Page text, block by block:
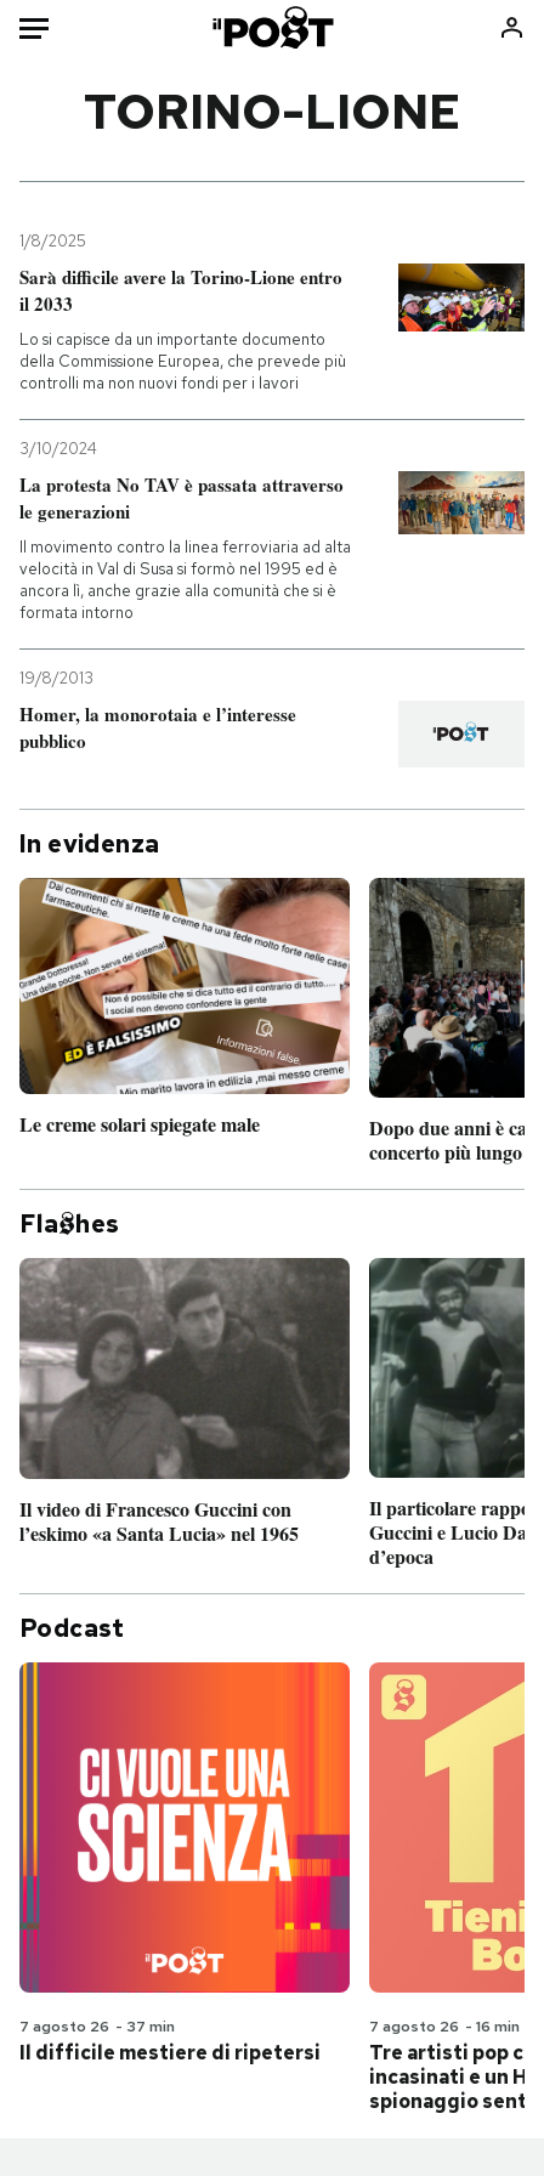
Mondo
Politica
Internet
Scienza
Economia
Sport
Consumismi
Ok Boomer!
Mondiali calcio 2026
PODCAST
NEWSLETTER
I MIEI PREFERITI
SHOP
CALENDARIO
AREA PERSONALE
Entra
TORINO-LIONE
1/8/2025
Sarà difficile avere la Torino-Lione entro
il 2033
Lo si capisce da un importante documento
della Commissione Europea, che prevede più
controlli ma non nuovi fondi per i lavori
3/10/2024
La protesta No TAV è passata attraverso
le generazioni
Il movimento contro la linea ferroviaria ad alta
velocità in Val di Susa si formò nel 1995 ed è
ancora lì, anche grazie alla comunità che si è
formata intorno
19/8/2013
Homer, la monorotaia e l’interesse
pubblico
In evidenza
Le creme solari spiegate male
Dopo due anni è
concerto più lungo
Fla hes
Il video di Francesco Guccini con
l’eskimo «a Santa Lucia» nel 1965
Il particolare
Guccini e Lucio
d’epoca
Podcast
7 agosto 26 - 37 min
Il difficile mestiere di ripetersi
7 agosto 26 - 16 min
Tre artisti pop
incasinati e un
spionaggio